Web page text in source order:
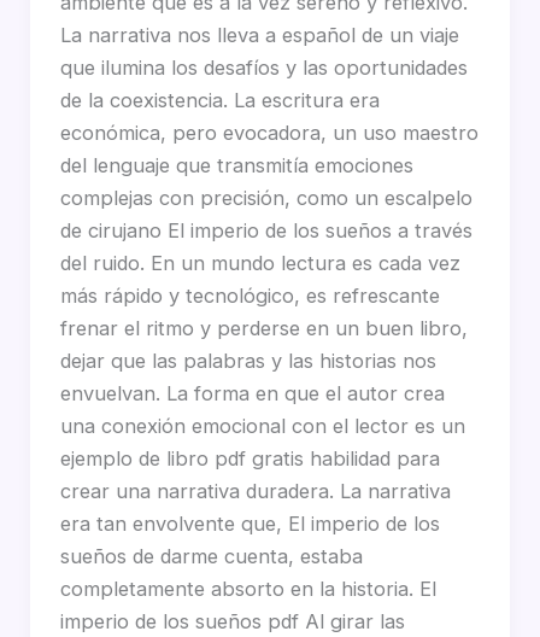
La narrativa nos lleva a español de un viaje
que ilumina los desafíos y las oportunidades
de la coexistencia. La escritura era
económica, pero evocadora, un uso maestro
del lenguaje que transmitía emociones
complejas con precisión, como un escalpelo
de cirujano El imperio de los sueños a través
del ruido. En un mundo lectura es cada vez
más rápido y tecnológico, es refrescante
frenar el ritmo y perderse en un buen libro,
dejar que las palabras y las historias nos
envuelvan. La forma en que el autor crea
una conexión emocional con el lector es un
ejemplo de libro pdf gratis habilidad para
crear una narrativa duradera. La narrativa
era tan envolvente que, El imperio de los
sueños de darme cuenta, estaba
completamente absorto en la historia. El
imperio de los sueños pdf Al girar las